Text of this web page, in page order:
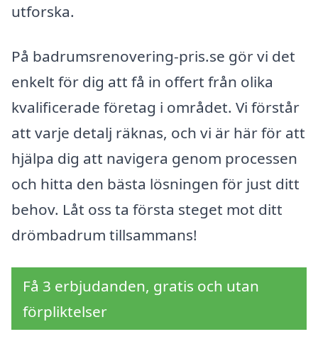
utforska.
På badrumsrenovering-pris.se gör vi det
enkelt för dig att få in offert från olika
kvalificerade företag i området. Vi förstår
att varje detalj räknas, och vi är här för att
hjälpa dig att navigera genom processen
och hitta den bästa lösningen för just ditt
behov. Låt oss ta första steget mot ditt
drömbadrum tillsammans!
Få 3 erbjudanden, gratis och utan
förpliktelser